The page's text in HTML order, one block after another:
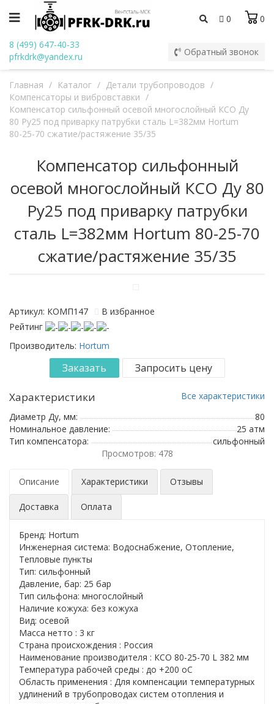
0 0
8 (499) 647-40-33
pfrkdrk@yandex.ru
Обратный звонок
Главная / Каталог / Детали трубопроводов /
Компенсаторы и вибровставки /
Компенсатор сильфонный осевой многослойный КСО Ду
80 Ру25 под приварку патрубки сталь L=382мм Hortum
80-25-70 сжатие/растяжение 35/35
Компенсатор сильфонный
осевой многослойный КСО Ду 80
Ру25 под приварку патрубки
сталь L=382мм Hortum 80-25-70
сжатие/растяжение 35/35
Артикул: КОМП147
В избранное
Рейтинг
Производитель: Hortum
Характеристики
Все характеристики
Диаметр Ду, мм:
80
Номинальное давление:
25 атм
Тип компенсатора:
сильфонный
Просмотров: 478
Описание Характеристики Отзывы
Доставка Оплата
Бренд: Hortum
Инженерная система: Водоснабжение, Отопление,
Тепловые пункты
Тип: сильфонный
Давление, бар: 25 бар
Тип сильфона: многослойный
Наличие кожуха: без кожуха
Вид: осевой
Масса нетто : 3 кг
Страна происхождения : Россия
Наименование производителя : КСО 80-25-70 L 382 мм
Температура рабочей среды : до +200 oC
Область применения : Для компенсации температурных
удлинений в трубопроводах систем отопления и